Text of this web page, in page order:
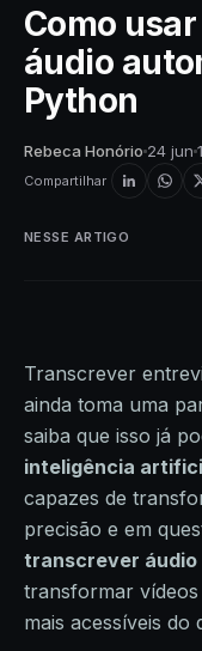
Como
áudio
Python
Rebeca Honório 24 jun
Compartilhar
Transcrever
ainda toma uma
saiba que isso já
inteligência
capazes de
precisão e em
transcrever áudio
transformar
mais acessíveis do
NESSE ARTIGO